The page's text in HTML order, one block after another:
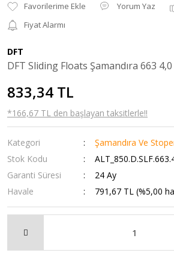
Yorum Yaz
Fiyat Alarmı
DFT
DFT Sliding Floats Şamandıra 663
833,34 TL
*166,67 TL den başlayan taksitlerle!!
Kategori
Şamandıra Ve
Stok Kodu
Garanti Süresi
24 Ay
Havale
791,67 TL (%5,00